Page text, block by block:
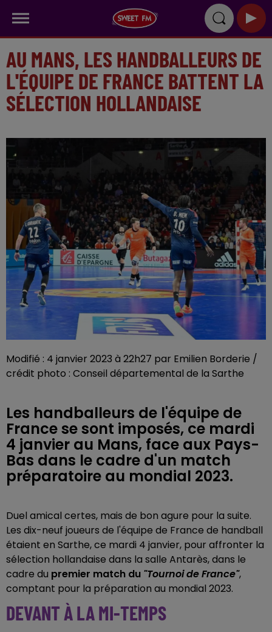
AU MANS, LES HANDBALLEURS DE
L'ÉQUIPE DE FRANCE BATTENT LA
SÉLECTION HOLLANDAISE
Modifié : 4 janvier 2023 à 22h27 par Emilien Borderie /
crédit photo : Conseil départemental de la Sarthe
Les handballeurs de l'équipe de
France se sont imposés, ce mardi
4 janvier au Mans, face aux Pays-
Bas dans le cadre d'un match
préparatoire au mondial 2023.
Duel amical certes, mais de bon agure pour la suite.
Les dix-neuf joueurs de l'équipe de France de handball
étaient en Sarthe, ce mardi 4 janvier, pour affronter la
sélection hollandaise dans la salle Antarès, dans le
cadre du premier match du "Tournoi de France",
comptant pour la préparation au mondial 2023.
DEVANT À LA MI-TEMPS